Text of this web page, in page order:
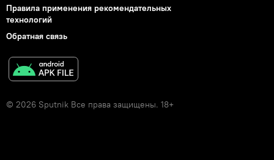
Правила применения рекомендательных
технологий
Обратная связь
© 2026 Sputnik Все права защищены. 18+